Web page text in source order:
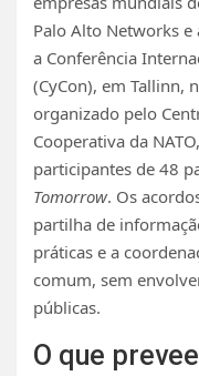
Palo Alto Networks e
a Conferência
(CyCon), em Tallinn,
organizado pelo
Cooperativa da
participantes de 48
Tomorrow. Os
partilha de
práticas e a
comum, sem
públicas.
O que